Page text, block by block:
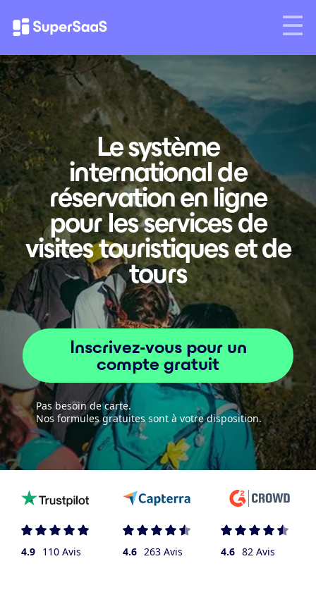
Le système
international de
réservation en ligne
pour les services de
visites touristiques et de
tours
Inscrivez-vous pour un
compte gratuit
Pas besoin de carte.
Nos formules gratuites sont à votre disposition.
4.9 110 Avis 4.6 263 Avis 4.6 82 Avis